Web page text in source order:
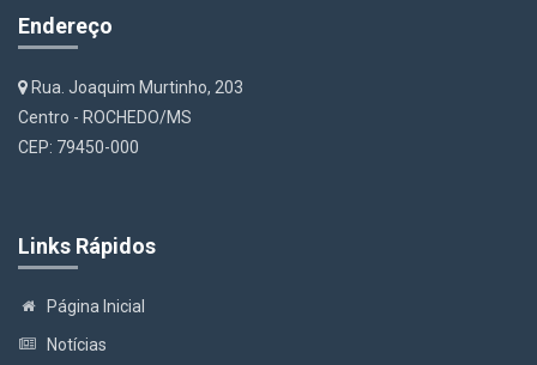
Endereço
Rua. Joaquim Murtinho, 203
Centro - ROCHEDO/MS
CEP: 79450-000
Links Rápidos
Página Inicial
Notícias